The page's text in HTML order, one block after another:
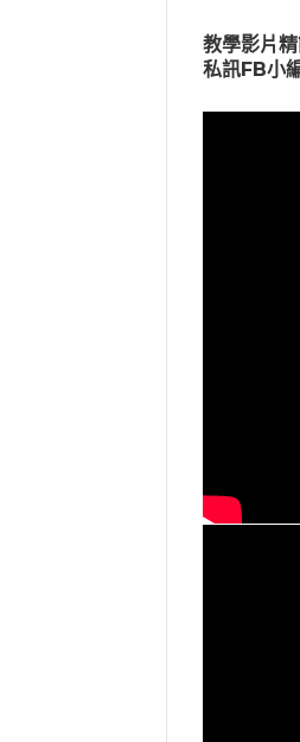
教學影片
私訊FB小